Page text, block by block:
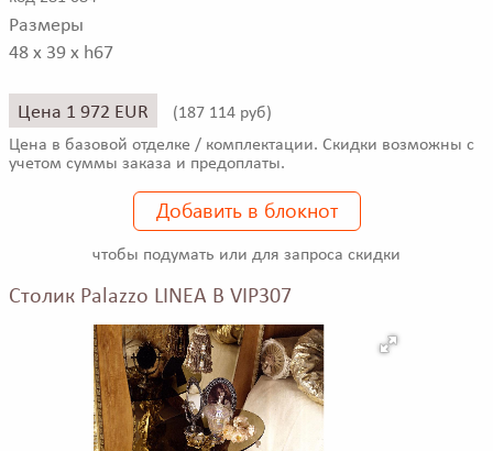
Размеры
48 x 39 x h67
Цена 1 972 EUR (187 114 руб)
Цена в базовой отделке / комплектации. Скидки возможны с
учетом суммы заказа и предоплаты.
Добавить в блокнот
чтобы подумать или для запроса скидки
Столик Palazzo LINEA B VIP307